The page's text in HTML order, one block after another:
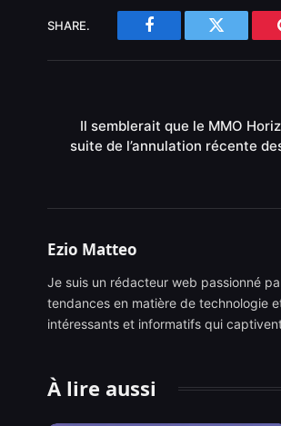
SHARE.
Facebook Twitter
Il semblerait que le MMO
suite de l’annulation récente
Ezio Matteo
Je suis un rédacteur web passionné
tendances en matière de technologie
intéressants et informatifs qui
À lire aussi